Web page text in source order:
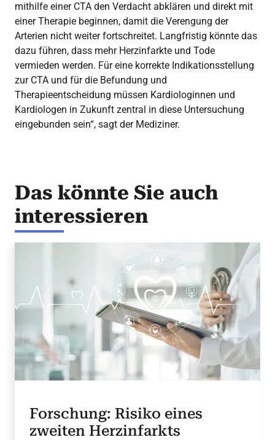
mithilfe einer CTA den Verdacht abklären und direkt mit
einer Therapie beginnen, damit die Verengung der
Arterien nicht weiter fortschreitet. Langfristig könnte das
dazu führen, dass mehr Herzinfarkte und Tode
vermieden werden. Für eine korrekte Indikationsstellung
zur CTA und für die Befundung und
Therapieentscheidung müssen Kardiologinnen und
Kardiologen in Zukunft zentral in diese Untersuchung
eingebunden sein“, sagt der Mediziner.
Das könnte Sie auch
interessieren
Forschung: Risiko eines
zweiten Herzinfarkts